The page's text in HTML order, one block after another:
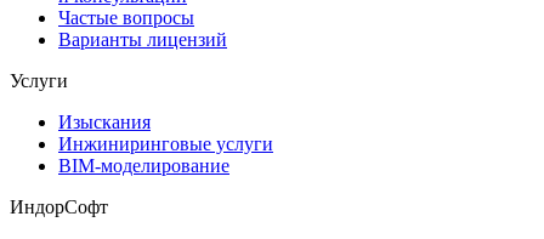
Частые вопросы
Варианты лицензий
Услуги
Изыскания
Инжиниринговые услуги
BIM-моделирование
ИндорСофт